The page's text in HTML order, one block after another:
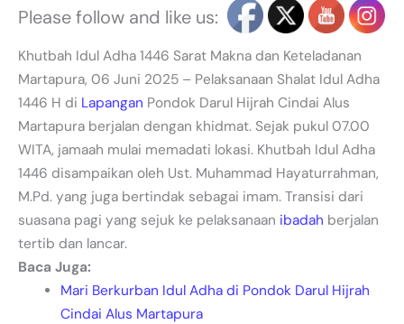
Please follow and like us:
Khutbah Idul Adha 1446 Sarat Makna dan Keteladanan
Martapura, 06 Juni 2025 – Pelaksanaan Shalat Idul Adha
1446 H di Lapangan Pondok Darul Hijrah Cindai Alus
Martapura berjalan dengan khidmat. Sejak pukul 07.00
WITA, jamaah mulai memadati lokasi. Khutbah Idul Adha
1446 disampaikan oleh Ust. Muhammad Hayaturrahman,
M.Pd. yang juga bertindak sebagai imam. Transisi dari
suasana pagi yang sejuk ke pelaksanaan ibadah berjalan
tertib dan lancar.
Baca Juga:
Mari Berkurban Idul Adha di Pondok Darul Hijrah
Cindai Alus Martapura